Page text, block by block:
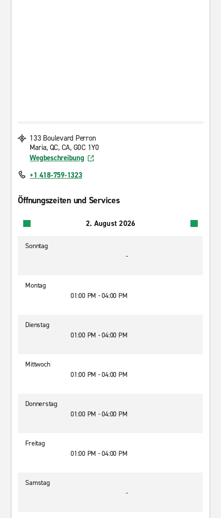
133 Boulevard Perron
Maria, QC, CA, G0C 1Y0
Wegbeschreibung
+1 418-759-1323
Öffnungszeiten und Services
2. August 2026
Sonntag
-
Montag
01:00 PM - 04:00 PM
Dienstag
01:00 PM - 04:00 PM
Mittwoch
01:00 PM - 04:00 PM
Donnerstag
01:00 PM - 04:00 PM
Freitag
01:00 PM - 04:00 PM
Samstag
-